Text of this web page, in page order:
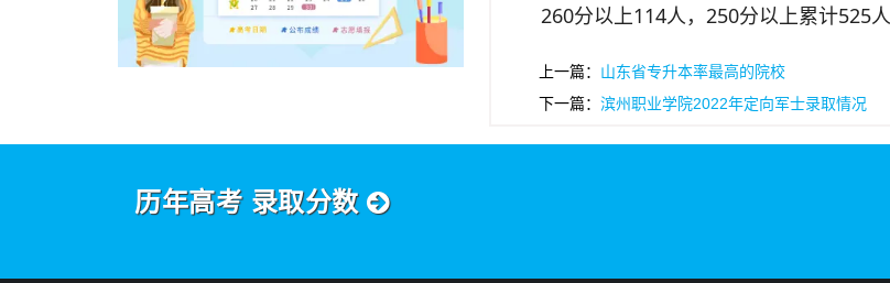
260分以上114人，250分以上累计
上一篇： 山东省专升本率最高的院校
下一篇： 滨州职业学院2022年定向军士录取情况
历年高考 录取分数